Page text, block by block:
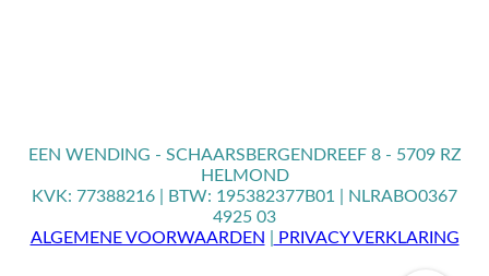
EEN WENDING - SCHAARSBERGENDREEF 8 - 5709 RZ
HELMOND
KVK: 77388216 | BTW: 195382377B01 | NLRABO0367
4925 03
ALGEMENE VOORWAARDEN
PRIVACY VERKLARING